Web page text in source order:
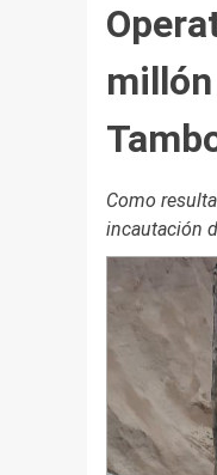
Como
incautación